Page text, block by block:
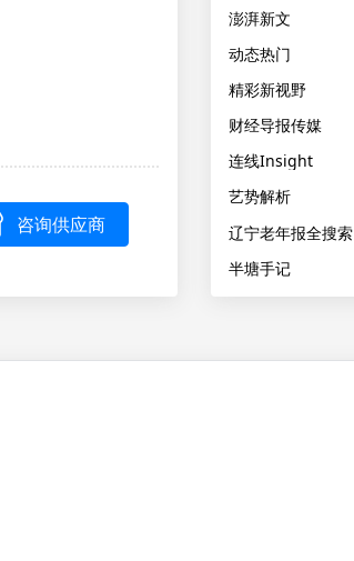
咨询供应商
澎湃新文
动态热门
精彩新视野
财经导报传媒
连线Insight
艺势解析
辽宁老年报全搜索
半塘手记